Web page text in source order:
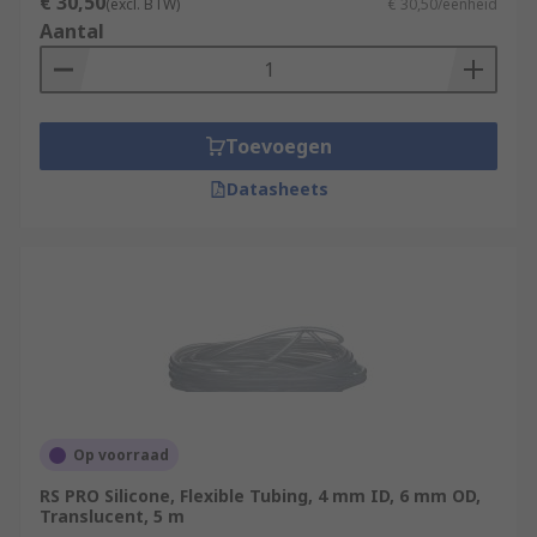
House hoses - Used to connect household
appliances acting as an inlet hose. It features
screw on connections, and usually made from
(excl. BTW) € 30,50/eenheid
Aantal
Toevoegen
Datasheets
Op voorraad
RS PRO Silicone, Flexible Tubing, 4 mm ID, 6 mm OD,
Translucent, 5 m